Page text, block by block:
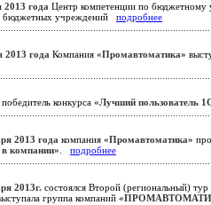
2013 года Центр компетенции по бюджетному
бюджетных учреждений подробнее
2013 года Компания «Промавтоматика»
конкурса «Лучший пользователь
2013 года компания «Промавтоматика»
компании». подробнее
2013г. состоялся Второй (региональный) тур
группа компаний